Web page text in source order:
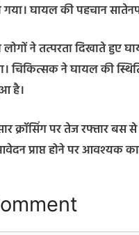
घायल की पहचान
ने तत्परता दिखाते हुए
चिकित्सक ने घायल की
है।
क्रॉसिंग पर तेज रफ्तार बस
प्राप्त होने पर आवश्यक